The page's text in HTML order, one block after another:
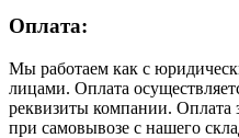
Оплата:
Мы работаем как с
лицами. Оплата
реквизиты компании. Оплата
при самовывозе с нашего